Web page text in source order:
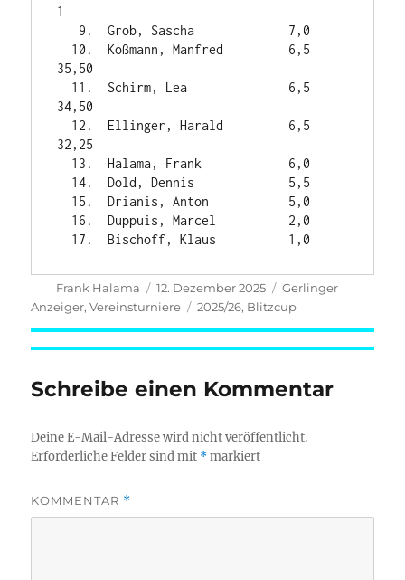
1
35,50
34,50
32,25
Autor
Frank Halama
Veröffentlicht
am
12. Dezember 2025 Kategorien
Gerlinger
Anzeiger,Vereinsturniere Schlagwörter
2025/26, Blitzcup
Schreibe einen Kommentar
Deine E-Mail-Adresse wird nicht veröffentlicht.
Erforderliche Felder sind mit *markiert
KOMMENTAR *